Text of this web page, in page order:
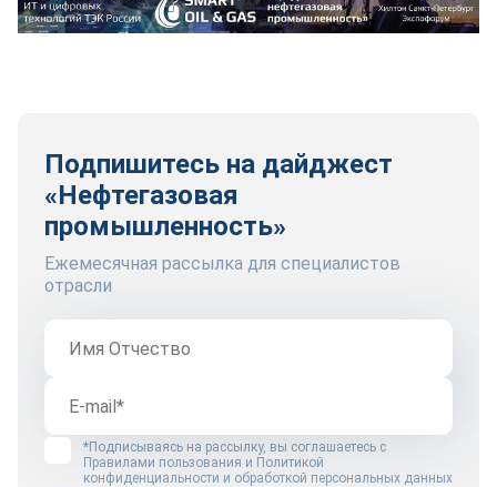
Подпишитесь на дайджест
«Нефтегазовая
промышленность»
Ежемесячная рассылка для специалистов
отрасли
*Подписываясь на рассылку, вы соглашаетесь с
Правилами пользования и Политикой
конфиденциальности и обработкой персональных данных